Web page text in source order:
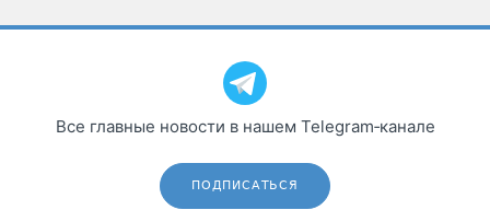
Все главные новости в нашем Telegram‑канале
ПОДПИСАТЬСЯ